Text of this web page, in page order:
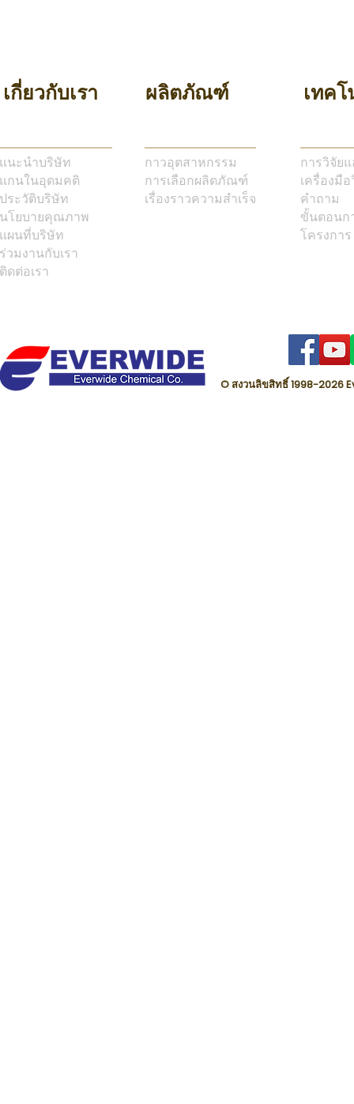
เกี่ยวกับเรา ผลิตภัณฑ์ เทค
แนะนำบริษัท
แกนในอุดมคติ
ประวัติบริษัท
นโยบายคุณภาพ
แผนที่บริษัท
ร่วมงานกับเรา
ติดต่อเรา
กาวอุตสาหกรรม
การเลือกผลิตภัณฑ์
เรื่องราวความสำเร็จ
การวิจัย
เครื่องมื
คำถาม
ขั้นตอนก
โครงการ
© สงวนลิขสิทธิ์ 1998-2026